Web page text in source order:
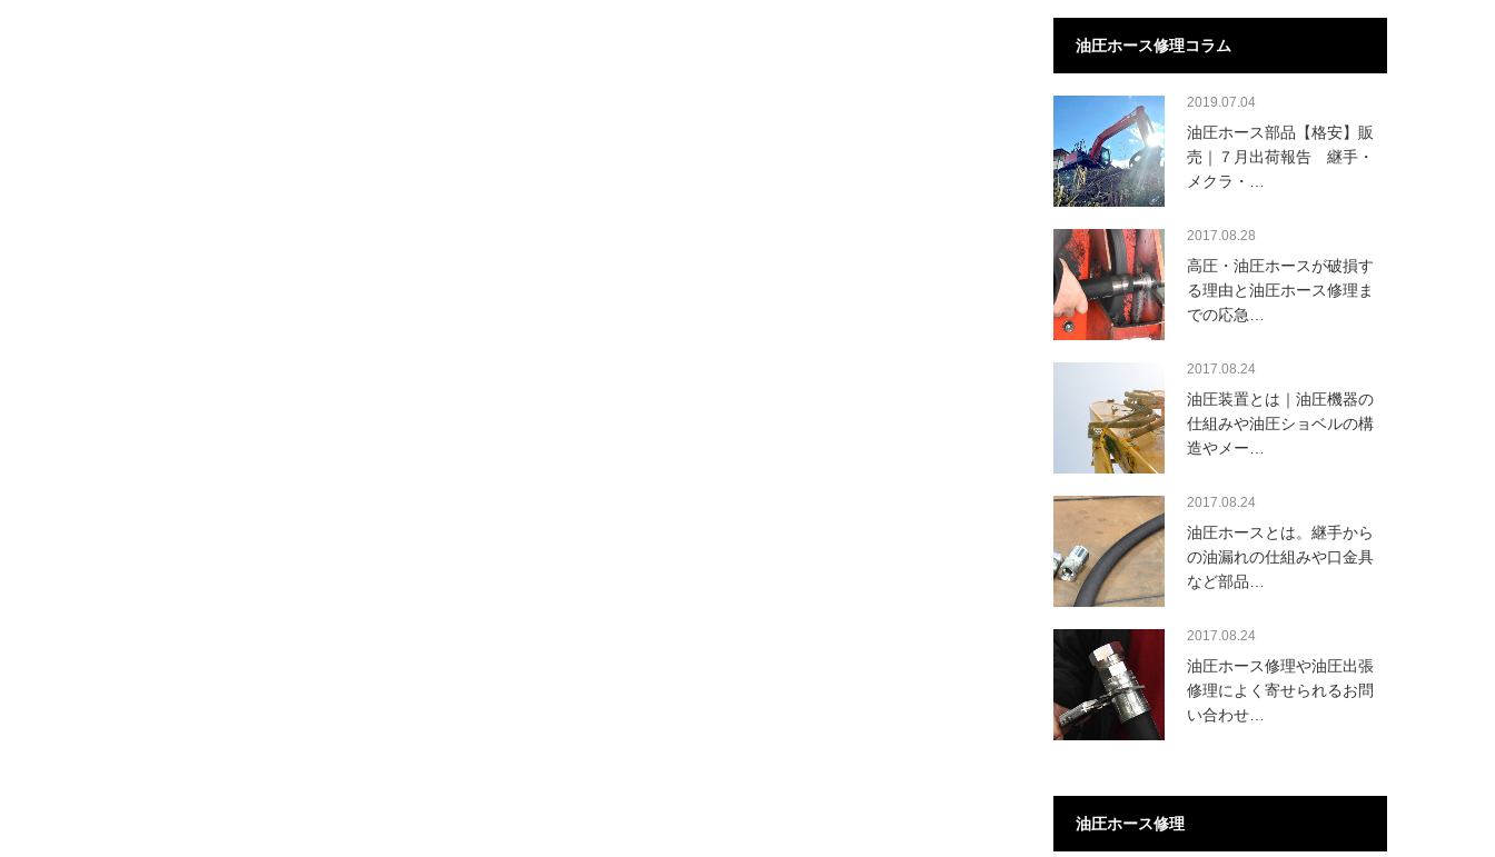
油圧ホース修理コラム
2019.07.04
油圧ホース部品【格安】販
売｜７月出荷報告 継手・
メクラ・…
2017.08.28
高圧・油圧ホースが破損す
る理由と油圧ホース修理ま
での応急…
2017.08.24
油圧装置とは｜油圧機器の
仕組みや油圧ショベルの構
造やメー…
2017.08.24
油圧ホースとは。継手から
の油漏れの仕組みや口金具
など部品…
2017.08.24
油圧ホース修理や油圧出張
修理によく寄せられるお問
い合わせ…
油圧ホース修理